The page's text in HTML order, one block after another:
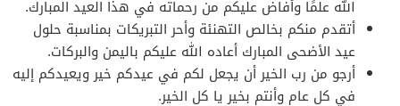
الله علمًا وأفاض عليكم من رحماته في هذا العيد المبارك.
أتقدم منكم بخالص التهنئة وأحر التبريكات بمناسبة حلول
عيد الأضحى المبارك أعاده الله عليكم باليمن والبركات.
أرجو من رب الخير أن يجعل لكم في عيدكم خير ويعيدكم إليه
في كل عام وأنتم بخير يا كل الخير.